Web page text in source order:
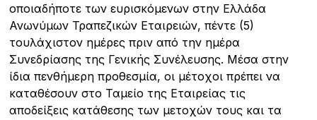
οποιαδήποτε των ευρισκόµενων στην Ελλάδα
Ανωνύµων Τραπεζικών Εταιρειών, πέντε (5)
τουλάχιστον ηµέρες πριν από την ηµέρα
Συνεδρίασης της Γενικής Συνέλευσης. Μέσα στην
ίδια πενθήµερη προθεσµία, οι µέτοχοι πρέπει να
καταθέσουν στο Ταµείο της Εταιρείας τις
αποδείξεις κατάθεσης των µετοχών τους και τα